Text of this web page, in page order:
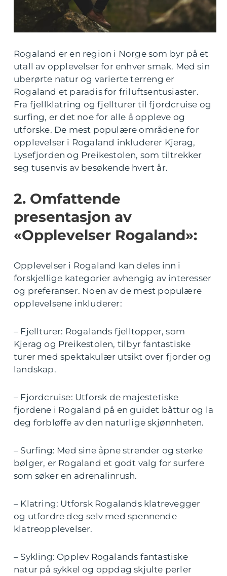
Rogaland er en region i Norge som byr på et
utall av opplevelser for enhver smak. Med sin
uberørte natur og varierte terreng er
Rogaland et paradis for friluftsentusiaster.
Fra fjellklatring og fjellturer til fjordcruise og
surfing, er det noe for alle å oppleve og
utforske. De mest populære områdene for
opplevelser i Rogaland inkluderer Kjerag,
Lysefjorden og Preikestolen, som tiltrekker
seg tusenvis av besøkende hvert år.
2. Omfattende
presentasjon av
«Opplevelser Rogaland»:
Opplevelser i Rogaland kan deles inn i
forskjellige kategorier avhengig av interesser
og preferanser. Noen av de mest populære
opplevelsene inkluderer:
– Fjellturer: Rogalands fjelltopper, som
Kjerag og Preikestolen, tilbyr fantastiske
turer med spektakulær utsikt over fjorder og
landskap.
– Fjordcruise: Utforsk de majestetiske
fjordene i Rogaland på en guidet båttur og la
deg forbløffe av den naturlige skjønnheten.
– Surfing: Med sine åpne strender og sterke
bølger, er Rogaland et godt valg for surfere
som søker en adrenalinrush.
– Klatring: Utforsk Rogalands klatrevegger
og utfordre deg selv med spennende
klatreopplevelser.
– Sykling: Opplev Rogalands fantastiske
natur på sykkel og oppdag skjulte perler